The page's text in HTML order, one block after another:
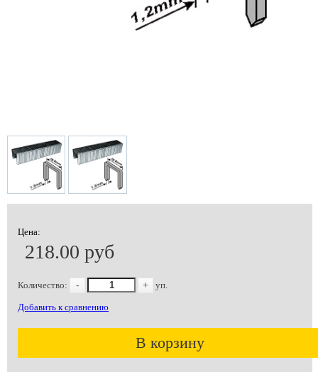
Цена:
218.00 руб
Количество: - + уп.
Добавить к сравнению
В корзину